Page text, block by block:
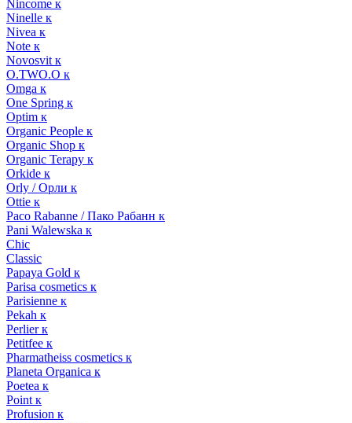
Nincome к
Ninelle к
Nivea к
Note к
Novosvit к
O.TWO.O к
Omga к
One Spring к
Optim к
Organic People к
Organic Shop к
Organic Terapy к
Orkide к
Orly / Орли к
Ottie к
Paco Rabanne / Пако Рабанн к
Pani Walewska к
Chic
Classic
Papaya Gold к
Parisa cosmetics к
Parisienne к
Pekah к
Perlier к
Petitfee к
Pharmatheiss cosmetics к
Planeta Organica к
Poetea к
Point к
Profusion к